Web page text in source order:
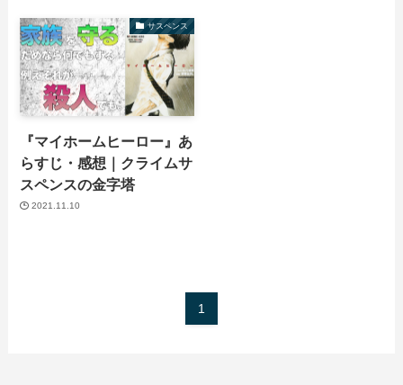
サスペンス
『マイホームヒーロー』あ
らすじ・感想｜クライムサ
スペンスの金字塔
2021.11.10
1